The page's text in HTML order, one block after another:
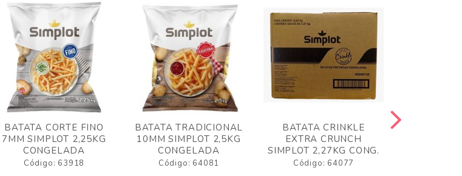
BATATA CORTE FINO
7MM SIMPLOT 2,25KG
CONGELADA
Código: 63918
BATATA TRADICIONAL
10MM SIMPLOT 2,5KG
CONGELADA
Código: 64081
BATATA CRINKLE
EXTRA CRUNCH
SIMPLOT 2,27KG CONG.
Código: 64077